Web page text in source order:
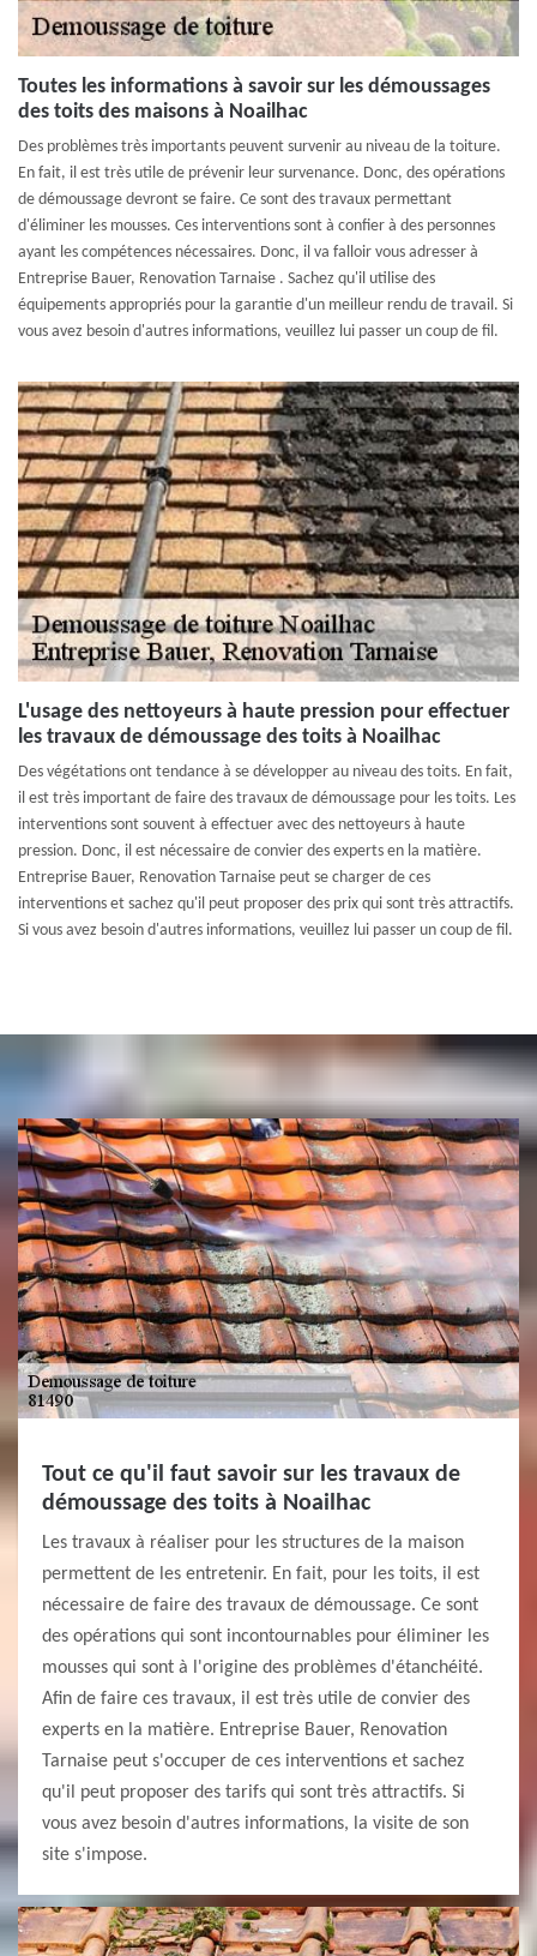
Toutes les informations à savoir sur les démoussages
des toits des maisons à Noailhac
Des problèmes très importants peuvent survenir au niveau de la toiture.
En fait, il est très utile de prévenir leur survenance. Donc, des opérations
de démoussage devront se faire. Ce sont des travaux permettant
d'éliminer les mousses. Ces interventions sont à confier à des personnes
ayant les compétences nécessaires. Donc, il va falloir vous adresser à
Entreprise Bauer, Renovation Tarnaise . Sachez qu'il utilise des
équipements appropriés pour la garantie d'un meilleur rendu de travail. Si
vous avez besoin d'autres informations, veuillez lui passer un coup de fil.
L'usage des nettoyeurs à haute pression pour effectuer
les travaux de démoussage des toits à Noailhac
Des végétations ont tendance à se développer au niveau des toits. En fait,
il est très important de faire des travaux de démoussage pour les toits. Les
interventions sont souvent à effectuer avec des nettoyeurs à haute
pression. Donc, il est nécessaire de convier des experts en la matière.
Entreprise Bauer, Renovation Tarnaise peut se charger de ces
interventions et sachez qu'il peut proposer des prix qui sont très attractifs.
Si vous avez besoin d'autres informations, veuillez lui passer un coup de fil.
Tout ce qu'il faut savoir sur les travaux de
démoussage des toits à Noailhac
Les travaux à réaliser pour les structures de la maison
permettent de les entretenir. En fait, pour les toits, il est
nécessaire de faire des travaux de démoussage. Ce sont
des opérations qui sont incontournables pour éliminer les
mousses qui sont à l'origine des problèmes d'étanchéité.
Afin de faire ces travaux, il est très utile de convier des
experts en la matière. Entreprise Bauer, Renovation
Tarnaise peut s'occuper de ces interventions et sachez
qu'il peut proposer des tarifs qui sont très attractifs. Si
vous avez besoin d'autres informations, la visite de son
site s'impose.